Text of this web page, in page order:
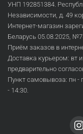
УНП 192851384.
Независимости, д. 49
Интернет-магазин
Беларусь 05.08.2025,
Приём заказов в
Доставка курьером: вт
предварительно
Пункт самовывоза: пн -
- 14:30.